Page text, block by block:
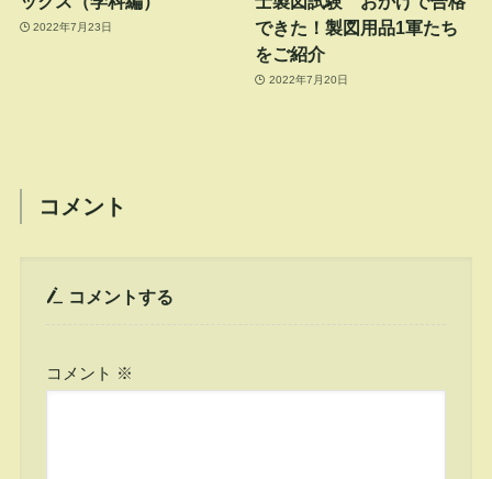
2022年7月23日
できた！製図用品1軍たち
をご紹介
2022年7月20日
コメント
コメントする
コメント ※